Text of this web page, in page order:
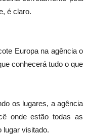
é claro.
Europa na agência o
conhecerá tudo o que
os lugares, a agência
onde estão todas as
lugar visitado.